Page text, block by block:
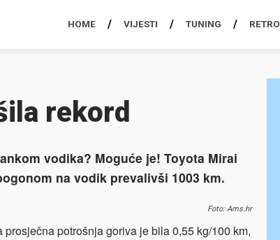
HOME VIJESTI TUNING RETRO
rekord
vodika? Moguće je! Toyota Mirai
na vodik prevalivši 1003 km.
Foto: Ams.hr
potrošnja goriva je bila 0,55 kg/100 km,